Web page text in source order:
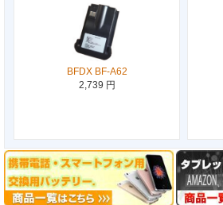
BFDX BF-A62
2,739 円